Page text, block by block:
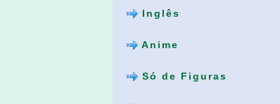
Inglês
Anime
Só de Figuras